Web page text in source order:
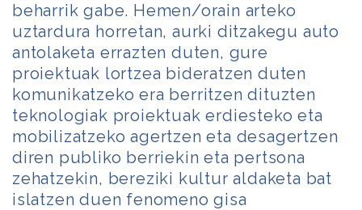
beharrik gabe. Hemen/orain arteko
uztardura horretan, aurki ditzakegu auto
antolaketa errazten duten, gure
proiektuak lortzea bideratzen duten
komunikatzeko era berritzen dituzten
teknologiak proiektuak erdiesteko eta
mobilizatzeko agertzen eta desagertzen
diren publiko berriekin eta pertsona
zehatzekin, bereziki kultur aldaketa bat
islatzen duen fenomeno gisa